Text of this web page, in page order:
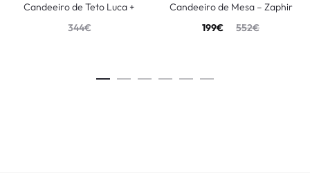
Candeeiro de Teto Luca +
344€
Candeeiro de Mesa – Zaphir
552€
199€